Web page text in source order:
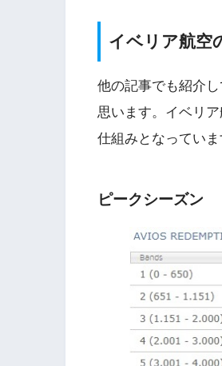
イベリア航空
他の記事でも紹介
思います。イベリ
仕組みとなっていま
ピークシーズン